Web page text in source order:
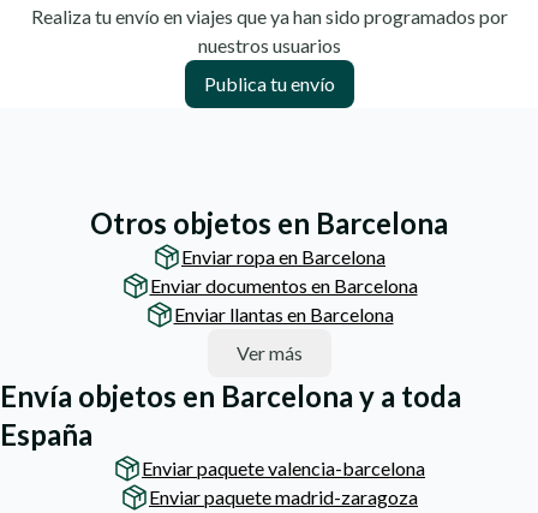
Realiza tu envío en viajes que ya han sido programados por
nuestros usuarios
Publica tu envío
Otros objetos en Barcelona
Enviar ropa en Barcelona
Enviar documentos en Barcelona
Enviar llantas en Barcelona
Ver más
Envía objetos en Barcelona y a toda
España
Enviar paquete valencia-barcelona
Enviar paquete madrid-zaragoza